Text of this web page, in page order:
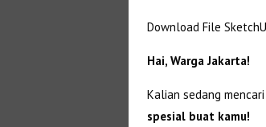
Download File
Hai, Warga Jakarta!
Kalian sedang
spesial buat kamu!